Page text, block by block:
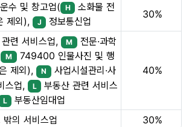
수 및 창고업( H
소화물 전
제외),
J 정보통신업
30%
련 서비스업, M 전문·과학
M 749400 인물사진 및 행
제외), N 사업시설관리·사
스업,
L
부동산 관련 서비스
L 부동산임대업
40%
밖의 서비스업 30%